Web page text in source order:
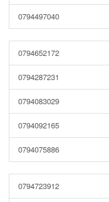
0794497040
0794652172
0794287231
0794083029
0794092165
0794075886
0794723912